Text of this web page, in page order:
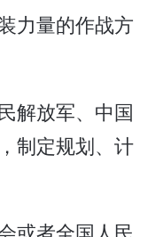
力量的作战方
解放军、中国
制定规划、计